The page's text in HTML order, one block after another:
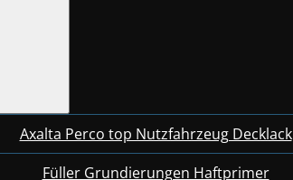
Axalta Perco top Nutzfahrzeug Decklack
Füller Grundierungen Haftprimer